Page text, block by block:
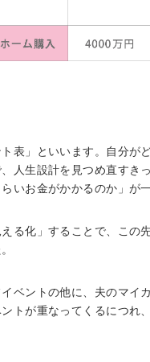
表」といいます。自分が
人生設計を見つめ直すき
いお金がかかるのか」が
る化」することで、この
ベントの他に、夫のマイ
トが重なってくるにつれ